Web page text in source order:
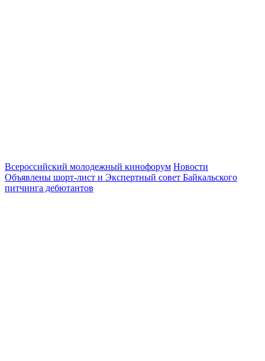
Всероссийский молодежный кинофорум Новости
Объявлены шорт-лист и Экспертный совет Байкальского
питчинга дебютантов